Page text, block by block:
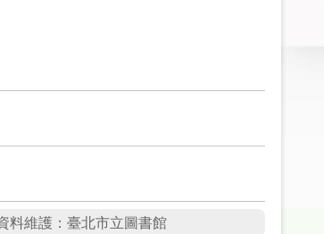
料維護：臺北市立圖書館